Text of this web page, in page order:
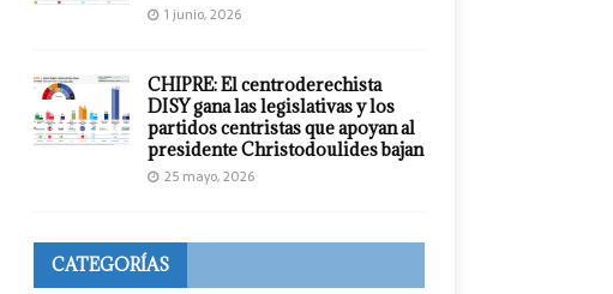
1 junio, 2026
CHIPRE: El centroderechista
DISY gana las legislativas y los
partidos centristas que apoyan al
presidente Christodoulides bajan
25 mayo, 2026
CATEGORÍAS